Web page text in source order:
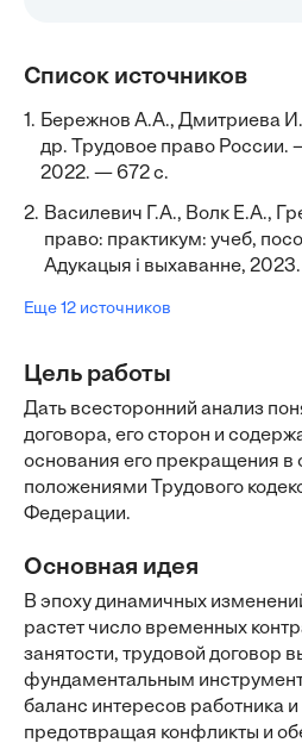
Список источников
1. Бережнов А.А., Дмитриева
др. Трудовое право России.
2022. — 672 с.
2. Василевич Г.А., Волк Е.А.,
право: практикум: учеб,
Адукацыя і выхаванне,
Еще 12 источников
Цель работы
Дать всесторонний анализ
договора, его сторон и
основания его прекращения в
положениями Трудового
Федерации.
Основная идея
В эпоху динамичных
растет число временных
занятости, трудовой договор
фундаментальным
баланс интересов работника
предотвращая конфликты и